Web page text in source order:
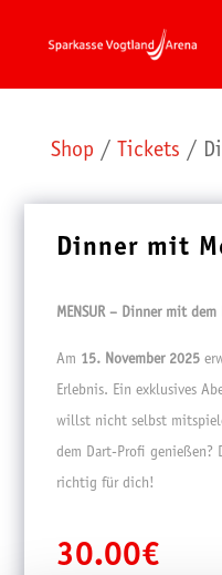
Shop / Tickets /
Dinner mit
MENSUR – Dinner mit
Am 15. November 2025
Erlebnis. Ein exklusives
willst nicht selbst
dem Dart-Profi genießen?
richtig für dich!
30.00€